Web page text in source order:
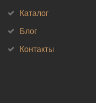
Каталог
Блог
Контакты